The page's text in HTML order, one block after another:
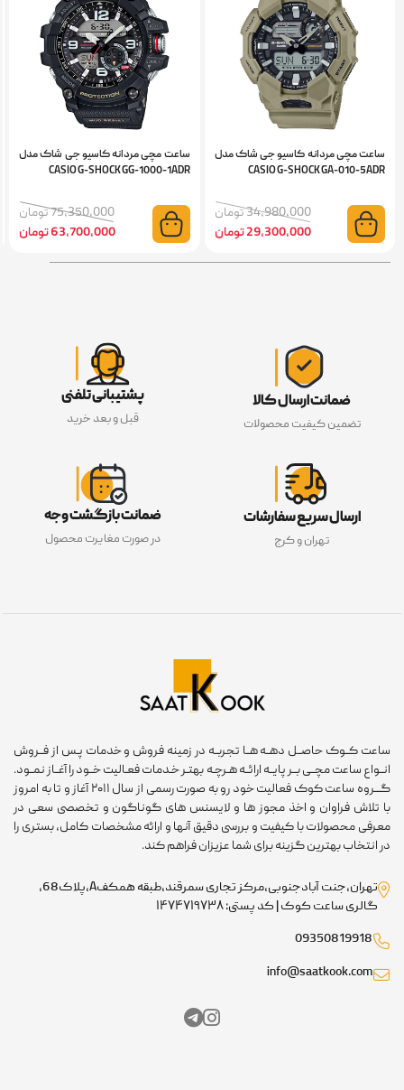
ساعت مچی مردانه کاسیو جی شاک مدل
CASIO G-SHOCK GA-010-5ADR
34,980,000 تومان
29,300,000 تومان
ساعت مچی مردانه کاسیو جی شاک مدل
CASIO G-SHOCK GG-1000-1ADR
75,350,000 تومان
63,700,000 تومان
ضمانت ارسال کالا
تضمین کیفیت محصولات
پشتیبانی تلفنی
قبل و بعد خرید
ارسال سریع سفارشات
تهران و کرج
ضمانت بازگشت وجه
در صورت مغایرت محصول
ساعت کــوک حاصــل دهــه هــا تجربــه در زمینه فروش و خدمات پـس از فــروش
انــواع ساعت مچــی بــر پایــه ارائــه هـرچـه بهتـر خـدمات فعـالیت خــود را آغــاز نمــود.
گـــروه ساعت کوک فعالیت خود رو به صورت رسمی از سال ۲۰۱۱ آغاز و تا به امروز
با تلاش فراوان و اخذ مجوز ها و لایسنس های گوناگون و تخصصی سعی در
معرفی محصولات با کیفیت و بررسی دقیق آنها و ارائه مشخصات کامل، بستری را
در انتخاب بهترین گزینه برای شما عزیزان فراهم کند.
تهران،جنت آبادجنوبی،مرکز تجاری سمرقند،طبقه همکفA،پلاک68،
گالری ساعت کوک | کد پستی: ۱۴۷۴۷۱۹۷۳۸
09350819918
info@saatkook.com